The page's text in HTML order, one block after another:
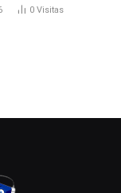
0 Visitas